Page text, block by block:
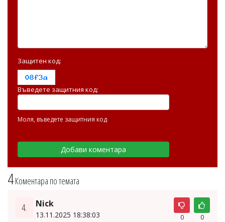
4Коментара по темата
4. Nick
13.11.2025 18:38:03 0 0
Защитен код:
Въведете защитния код:
Моля, въведете защитния код